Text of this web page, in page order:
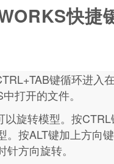
快捷
键循环进入在
中打开的文件。
以旋转模型。按CTRL
。按ALT键加上方向
方向旋转。